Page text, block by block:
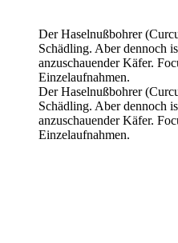
Der Haselnußbohrer
Schädling. Aber dennoch
anzuschauender Käfer.
Einzelaufnahmen.
Der Haselnußbohrer
Schädling. Aber dennoch
anzuschauender Käfer.
Einzelaufnahmen.